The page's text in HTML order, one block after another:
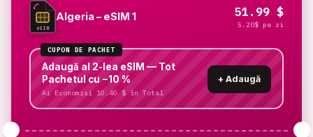
eSIM
Algeria – eSIM 1 51.99 $
5.20$ pe zi
CUPON DE PACHET
Adaugă al 2-lea eSIM — Tot
Pachetul cu −10 %
Ai Economisi 10.40 $ în Total
+ Adaugă